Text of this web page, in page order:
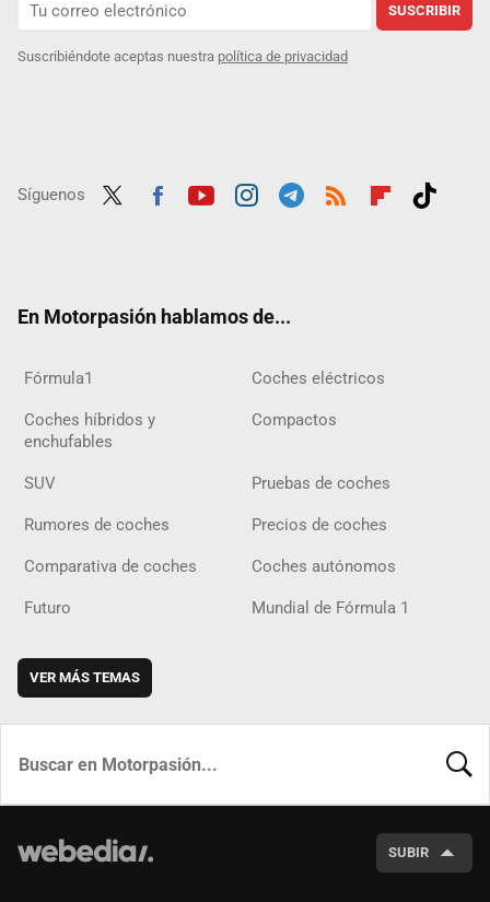
SUSCRIBIR
Suscribiéndote aceptas nuestra política de privacidad
Síguenos
En Motorpasión hablamos de...
Fórmula1 Coches eléctricos
Coches híbridos y
enchufables
Compactos
SUV Pruebas de coches
Rumores de coches Precios de coches
Comparativa de coches Coches autónomos
Futuro Mundial de Fórmula 1
VER MÁS TEMAS
SUBIR